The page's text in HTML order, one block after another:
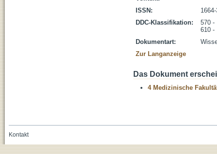
ISSN:
DDC-Klassifikation:
570 -
610 -
Dokumentart:
Zur Langanzeige
Das Dokument
4 Medizinische
Kontakt